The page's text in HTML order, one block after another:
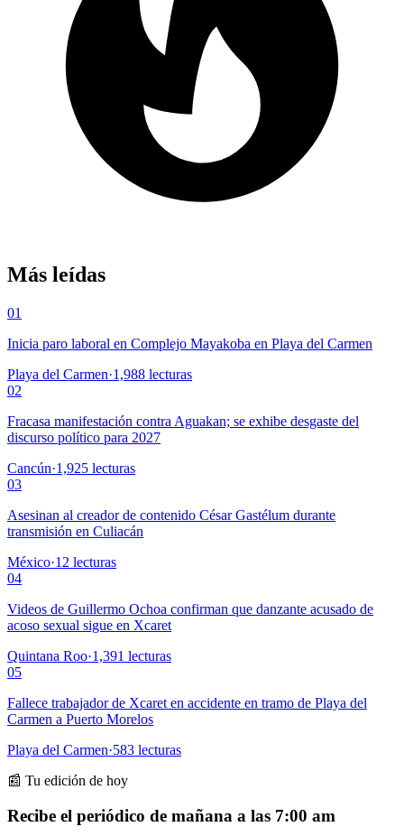
Más leídas
01
Inicia paro laboral en Complejo Mayakoba en Playa del Carmen
Playa del Carmen·1,988 lecturas
02
Fracasa manifestación contra Aguakan; se exhibe desgaste del
discurso político para 2027
Cancún·1,925 lecturas
03
Asesinan al creador de contenido César Gastélum durante
transmisión en Culiacán
México·12 lecturas
04
Videos de Guillermo Ochoa confirman que danzante acusado de
acoso sexual sigue en Xcaret
Quintana Roo·1,391 lecturas
05
Fallece trabajador de Xcaret en accidente en tramo de Playa del
Carmen a Puerto Morelos
Playa del Carmen·583 lecturas
📰 Tu edición de hoy
Recibe el periódico de mañana a las 7:00 am